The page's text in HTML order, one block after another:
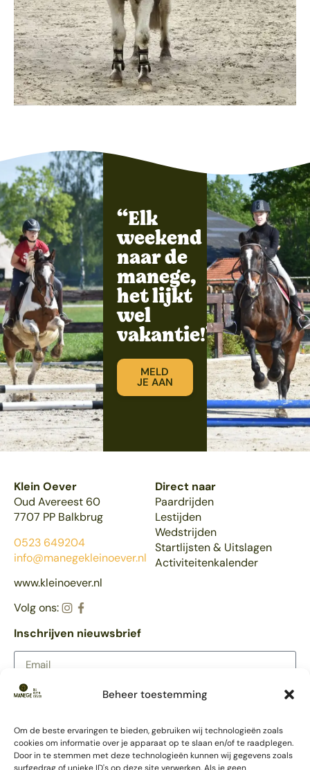
Beheer toestemming
Om de beste ervaringen te bieden, gebruiken wij technologieën zoals
cookies om informatie over je apparaat op te slaan en/of te raadplegen.
Door in te stemmen met deze technologieën kunnen wij gegevens zoals
“Elk
weekend
naar de
manege,
het lijkt
wel
vakantie!”
MELD
JE AAN
Klein Oever
Oud Avereest 60
7707 PP Balkbrug
0523 649204
info@manegekleinoever.nl
www.kleinoever.nl
Volg ons:
Direct naar
Paardrijden
Lestijden
Wedstrijden
Startlijsten & Uitslagen
Activiteitenkalender
Inschrijven nieuwsbrief
AANMELDEN
Partycentrum
Trouwlocatie
Ponykamp